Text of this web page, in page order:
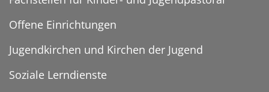
Offene Einrichtungen
Jugendkirchen und Kirchen der Jugend
Soziale Lerndienste